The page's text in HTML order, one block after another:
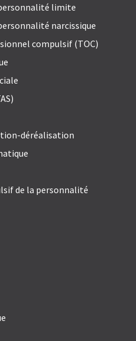
limite
narcissique
compulsif (TOC)
déréalisation
de la personnalité